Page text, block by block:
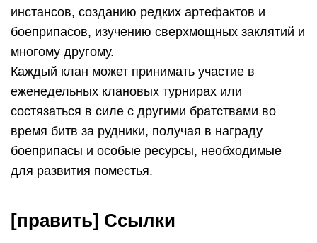
инстансов, созданию редких артефактов и
боеприпасов, изучению сверхмощных заклятий и
многому другому.
Каждый клан может принимать участие в
еженедельных клановых турнирах или
состязаться в силе с другими братствами во
время битв за рудники, получая в награду
боеприпасы и особые ресурсы, необходимые
для развития поместья.
[править] Ссылки